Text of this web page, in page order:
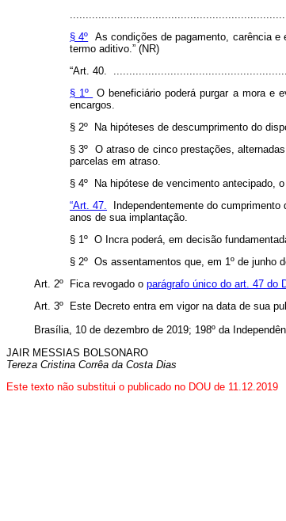
§ 4º As condições de pagamento, carência e
termo aditivo.” (NR)
“Art. 40.
§ 1º
O beneficiário poderá purgar a mora e
encargos.
§ 2º Na hipóteses de descumprimento do
§ 3º O atraso de cinco prestações,
parcelas em atraso.
§ 4º Na hipótese de vencimento antecipado,
“Art. 47. Independentemente do
anos de sua implantação.
§ 1º O Incra poderá, em decisão
§ 2º Os assentamentos que, em 1º de junho
Art. 2º Fica revogado o parágrafo único do art. 47 do
Art. 3º Este Decreto entra em vigor na data de sua
Brasília, 10 de dezembro de 2019; 198º da
JAIR MESSIAS BOLSONARO
Tereza Cristina Corrêa da Costa Dias
Este texto não substitui o publicado no DOU de 11.12.2019